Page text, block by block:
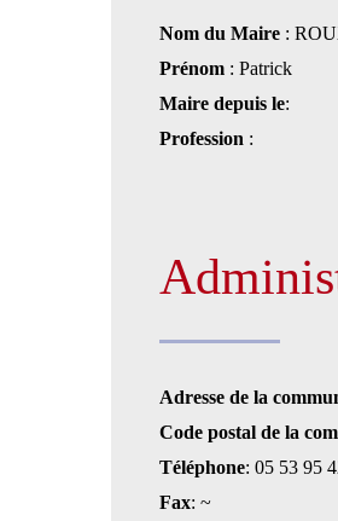
Nom du Maire :
Prénom : Patrick
Maire depuis le:
Profession :
Adresse de la
Code postal de la
Téléphone: 05 53 95
Fax: ~